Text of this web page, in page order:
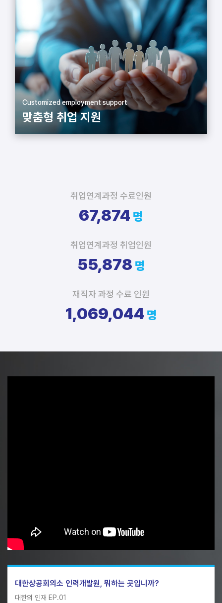
AI활용 영상콘텐츠제작 SNS마케팅 영상크리에이터 서**
한화시스템
AIoT 반도체설계 Academy 박**
위프로커넥티드서비시즈
인크
임베디드 시스템반도체 설계 엔지니어 이**
[HARMAN] 세미콘아카데미-시스템반도체 설계/검증 엔지니어(2
한화시스템
임베디드 시스템반도체 설계 엔지니어 정**
위프로커넥티드서비시즈
인크
[HARMAN] 세미콘아카데미-시스템반도체 설계/검증 엔지니어(2
기)
위프로커넥티드서비시즈
인크
Customized employment support
맞춤형 취업 지원
취업연계과정 수료인원
67,874 명
취업연계과정 취업인원
55,878 명
재직자 과정 수료 인원
1,069,044 명
대한상공회의소 인력개발원, 뭐하는 곳입니까?
대한의 인재 EP.01